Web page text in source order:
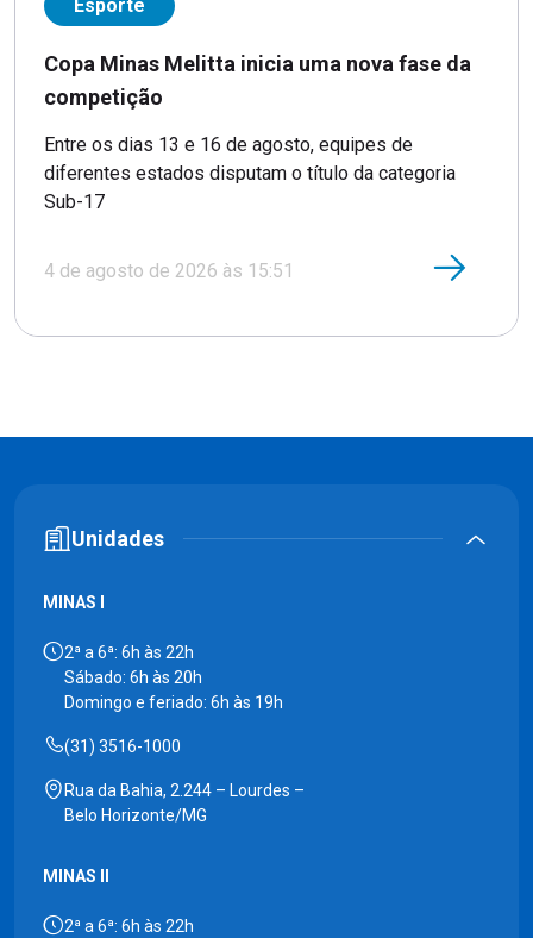
Esporte
Copa Minas Melitta inicia uma nova fase da
competição
Entre os dias 13 e 16 de agosto, equipes de
diferentes estados disputam o título da categoria
Sub-17
4 de agosto de 2026 às 15:51
Unidades
MINAS I
2ª a 6ª: 6h às 22h
Sábado: 6h às 20h
Domingo e feriado: 6h às 19h
(31) 3516-1000
Rua da Bahia, 2.244 – Lourdes –
Belo Horizonte/MG
MINAS II
2ª a 6ª: 6h às 22h